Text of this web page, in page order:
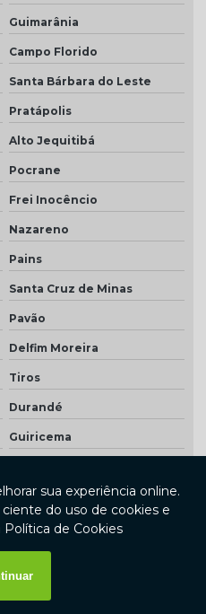
Guimarânia
Campo Florido
Santa Bárbara do Leste
Pratápolis
Alto Jequitibá
Pocrane
Frei Inocêncio
Nazareno
Pains
Santa Cruz de Minas
Pavão
Delfim Moreira
Tiros
Durandé
Guiricema
Guarani
Desterro de Entre Rios
Serrania